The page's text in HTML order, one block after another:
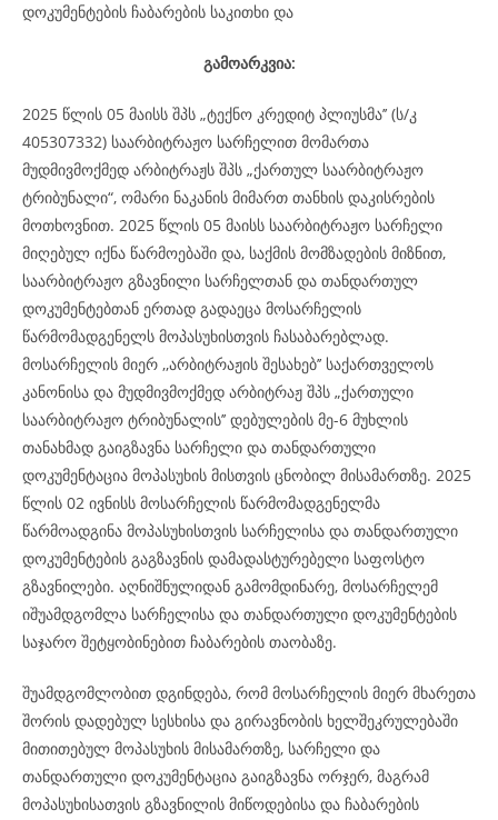
დოკუმენტების ჩაბარების საკითხი და
გამოარკვია:
2025 წლის 05 მაისს შპს „ტექნო კრედიტ პლიუსმა’’ (ს/კ
405307332) საარბიტრაჟო სარჩელით მომართა
მუდმივმოქმედ არბიტრაჟს შპს „ქართულ საარბიტრაჟო
ტრიბუნალი“, ომარი ნაკანის მიმართ თანხის დაკისრების
მოთხოვნით. 2025 წლის 05 მაისს საარბიტრაჟო სარჩელი
მიღებულ იქნა წარმოებაში და, საქმის მომზადების მიზნით,
საარბიტრაჟო გზავნილი სარჩელთან და თანდართულ
დოკუმენტებთან ერთად გადაეცა მოსარჩელის
წარმომადგენელს მოპასუხისთვის ჩასაბარებლად.
მოსარჩელის მიერ ,,არბიტრაჟის შესახებ’’ საქართველოს
კანონისა და მუდმივმოქმედ არბიტრაჟ შპს „ქართული
საარბიტრაჟო ტრიბუნალის’’ დებულების მე-6 მუხლის
თანახმად გაიგზავნა სარჩელი და თანდართული
დოკუმენტაცია მოპასუხის მისთვის ცნობილ მისამართზე. 2025
წლის 02 ივნისს მოსარჩელის წარმომადგენელმა
წარმოადგინა მოპასუხისთვის სარჩელისა და თანდართული
დოკუმენტების გაგზავნის დამადასტურებელი საფოსტო
გზავნილები. აღნიშნულიდან გამომდინარე, მოსარჩელემ
იშუამდგომლა სარჩელისა და თანდართული დოკუმენტების
საჯარო შეტყობინებით ჩაბარების თაობაზე.
შუამდგომლობით დგინდება, რომ მოსარჩელის მიერ მხარეთა
შორის დადებულ სესხისა და გირავნობის ხელშეკრულებაში
მითითებულ მოპასუხის მისამართზე, სარჩელი და
თანდართული დოკუმენტაცია გაიგზავნა ორჯერ, მაგრამ
მოპასუხისათვის გზავნილის მიწოდებისა და ჩაბარების